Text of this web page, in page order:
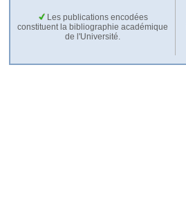
Les publications encodées
constituent la bibliographie académique
de l'Université.